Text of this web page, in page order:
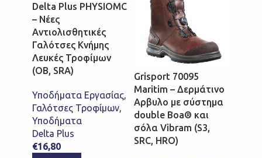
Delta Plus PHYSIOMC
– Νέες
Αντιολισθητικές
Γαλότσες Κνήμης
Λευκές Τροφίμων
(OB, SRA)
Υποδήματα Εργασίας,
Γαλότσες Τροφίμων,
Υποδήματα
Delta Plus
€16,80
Grisport 70095
Maritim – Δερμάτινο
Αρβυλο με σύστημα
double Boa® και
σόλα Vibram (S3,
SRC, HRO)